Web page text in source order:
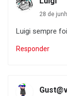
28 de
Luigi sempre
Responder